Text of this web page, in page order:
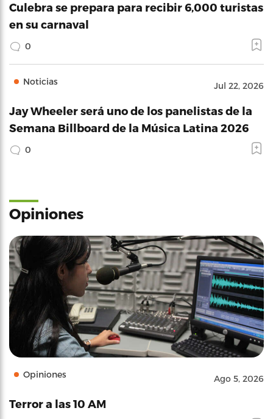
Culebra se prepara para recibir 6,000 turistas
en su carnaval
0
Noticias Jul 22, 2026
Jay Wheeler será uno de los panelistas de la
Semana Billboard de la Música Latina 2026
0
Opiniones
Opiniones Ago 5, 2026
Terror a las 10 AM